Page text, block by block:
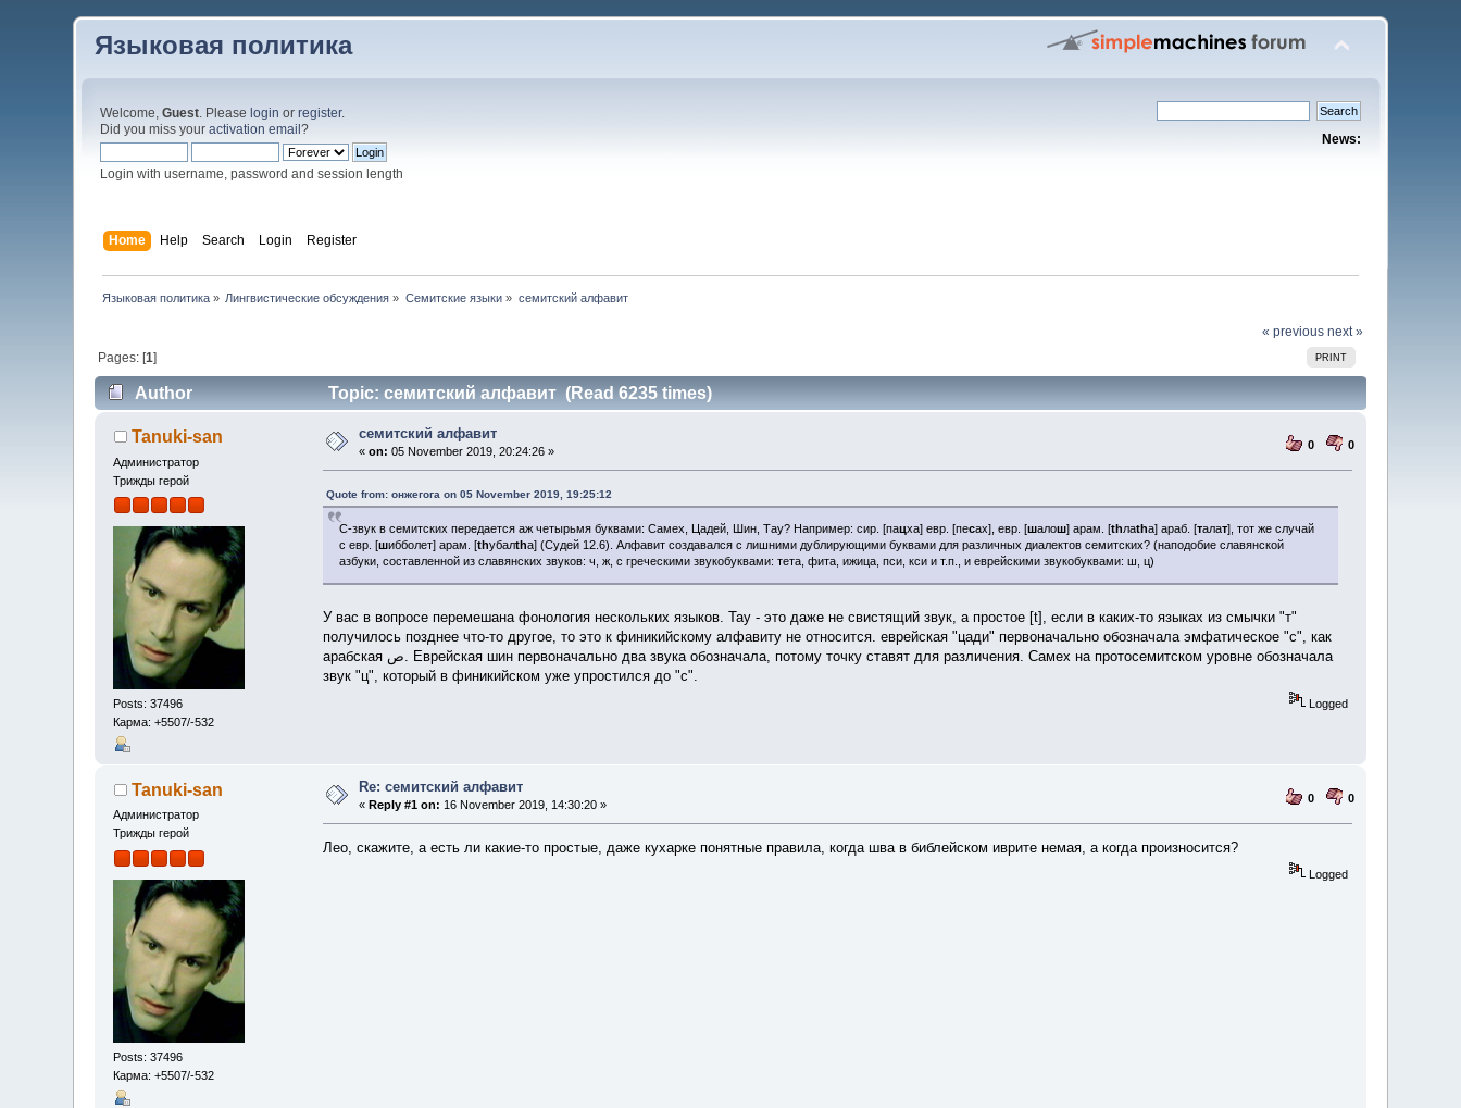
Языковая политика
Welcome,Guest. Please login orregister.
Did you miss youractivation email?
Login with username, password and session length
News:
Home Help Search Login Register
Языковая политика» Лингвистические обсуждения » Семитские языки» семитский алфавит
« previous next »
PRINT
Pages: [1]
Author Topic: семитский алфавит (Read 6235 times)
Tanuki-san
Администратор
Трижды герой
Posts: 37496
Карма: +5507/-532
семитский алфавит
« on: 05 November 2019, 20:24:26 » 0 0
Quote from: онжегога on 05 November 2019, 19:25:12
С-звук в семитских передается аж четырьмя буквами: Самех, Цадей, Шин, Тау? Например: сир. [пацха] евр. [песах], евр. [шалош] арам. [thлаthа] араб. [талат], тот же случай
с евр. [шибболет] арам. [thубалthа] (Судей 12.6). Алфавит создавался с лишними дублирующими буквами для различных диалектов семитских? (наподобие славянской
азбуки, составленной из славянских звуков: ч, ж, с греческими звукобуквами: тета, фита, ижица, пси, кси и т.п., и еврейскими звукобуквами: ш, ц)
У вас в вопросе перемешана фонология нескольких языков. Тау - это даже не свистящий звук, а простое [t], если в каких-то языках из смычки "т"
получилось позднее что-то другое, то это к финикийскому алфавиту не относится. еврейская "цади" первоначально обозначала эмфатическое "с", как
арабская ص. Еврейская шин первоначально два звука обозначала, потому точку ставят для различения. Самех на протосемитском уровне обозначала
звук "ц", который в финикийском уже упростился до "с".
Logged
Tanuki-san
Администратор
Трижды герой
Posts: 37496
Карма: +5507/-532
Re: семитский алфавит
« Reply #1 on: 16 November 2019, 14:30:20 » 0 0
Лео, скажите, а есть ли какие-то простые, даже кухарке понятные правила, когда шва в библейском иврите немая, а когда произносится?
Logged